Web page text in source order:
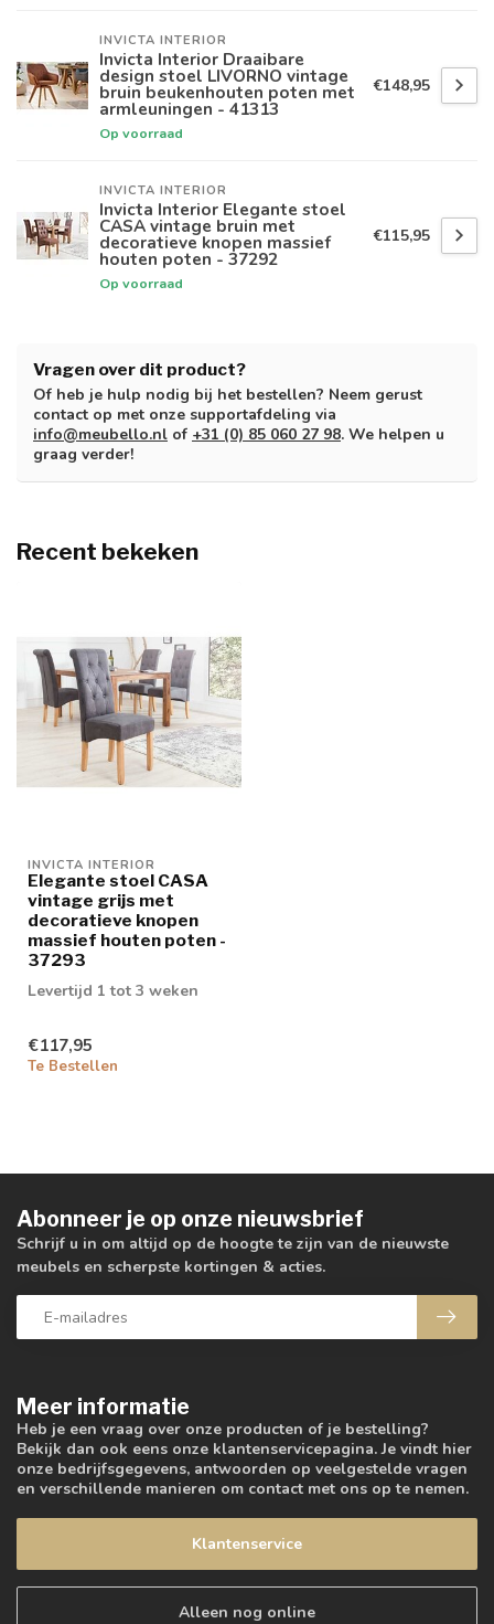
INVICTA INTERIOR
Invicta Interior Draaibare
design stoel LIVORNO vintage
bruin beukenhouten poten met
armleuningen - 41313
Op voorraad
€148,95
INVICTA INTERIOR
Invicta Interior Elegante stoel
CASA vintage bruin met
decoratieve knopen massief
houten poten - 37292
Op voorraad
€115,95
Vragen over dit product?
Of heb je hulp nodig bij het bestellen? Neem gerust
contact op met onze supportafdeling via
info@meubello.nl of +31 (0) 85 060 27 98. We helpen u
graag verder!
Recent bekeken
INVICTA INTERIOR
Elegante stoel CASA
vintage grijs met
decoratieve knopen
massief houten poten -
37293
Levertijd 1 tot 3 weken
€117,95
Te Bestellen
Meer informatie
Heb je een vraag over onze producten of je bestelling?
Bekijk dan ook eens onze klantenservicepagina. Je vindt hier
onze bedrijfsgegevens, antwoorden op veelgestelde vragen
en verschillende manieren om contact met ons op te nemen.
Klantenservice
Alleen nog online
Abonneer je op onze nieuwsbrief
Schrijf u in om altijd op de hoogte te zijn van de nieuwste
meubels en scherpste kortingen & acties.